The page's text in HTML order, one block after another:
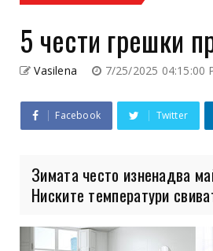
5 чести грешки
Vasilena 7/25/2025 04:15:00
Facebook Twitter
Зимата често изненадва
Ниските температури